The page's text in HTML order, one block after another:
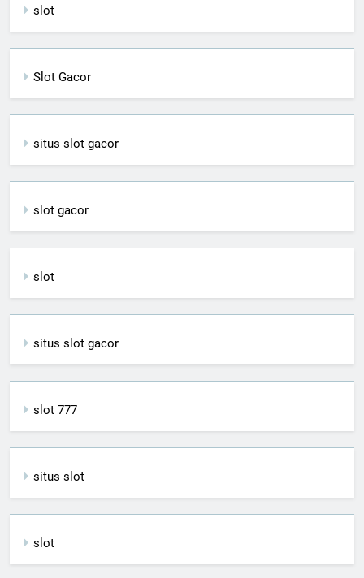
slot
Slot Gacor
situs slot gacor
slot gacor
slot
situs slot gacor
slot 777
situs slot
slot